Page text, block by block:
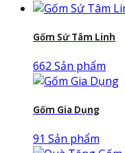
Gốm Sứ Tâm Linh
662 Sản phẩm
Gốm Gia Dụng
91 Sản phẩm